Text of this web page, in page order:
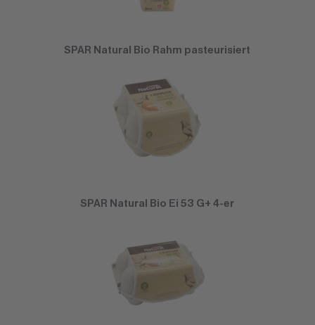
SPAR Natural Bio Rahm pasteurisiert
SPAR Natural Bio Ei 53 G+ 4-er